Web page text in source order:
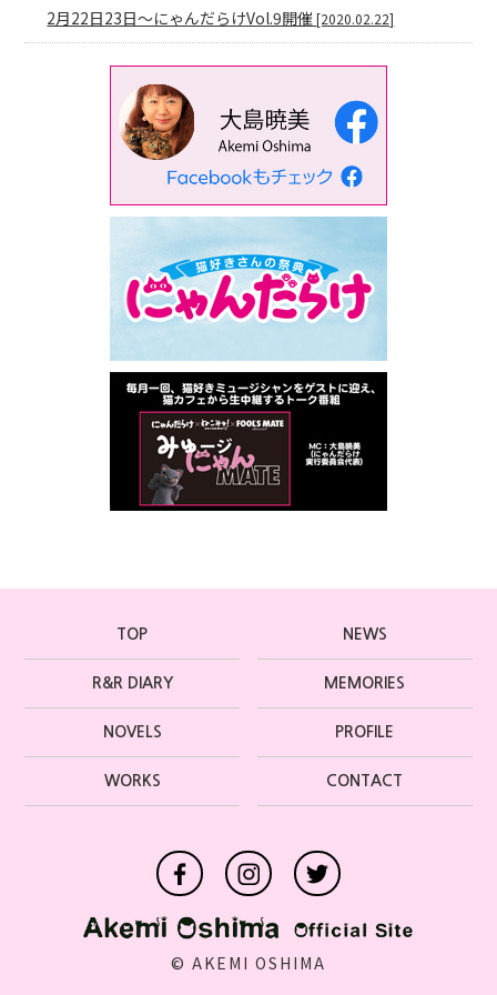
2月22日23日〜にゃんだらけVol.9開催[2020.02.22]
TOP NEWS
R&R DIARY MEMORIES
NOVELS PROFILE
WORKS CONTACT
©️ AKEMI OSHIMA